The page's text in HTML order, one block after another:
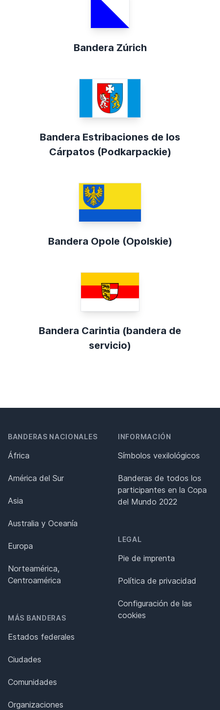
Bandera Zúrich
Bandera Estribaciones de los
Cárpatos (Podkarpackie)
Bandera Opole (Opolskie)
Bandera Carintia (bandera de
servicio)
BANDERAS NACIONALES
África
América del Sur
Asia
Australia y Oceanía
Europa
Norteamérica,
Centroamérica
MÁS BANDERAS
Estados federales
Ciudades
Comunidades
Organizaciones
INFORMACIÓN
Símbolos vexilológicos
Banderas de todos los
participantes en la Copa
del Mundo 2022
LEGAL
Pie de imprenta
Política de privacidad
Configuración de las
cookies